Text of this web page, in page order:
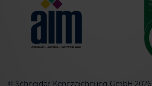
© Schneider-Kennzeichnung GmbH 2026